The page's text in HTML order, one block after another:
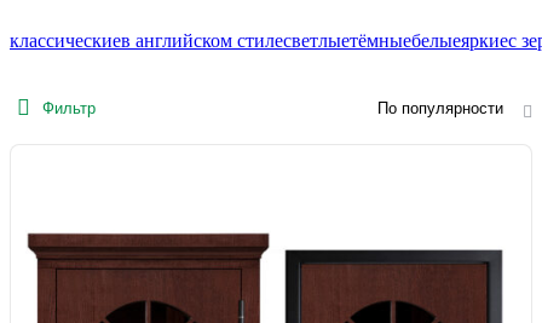
классическиев английском стилесветлыетёмныебелыеяркиес
Фильтр По популярности